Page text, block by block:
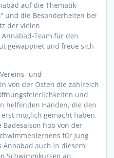
auf die Thematik
und die Besonderheiten bei
der vielen
Team für den
gewappnet und freue sich
und
von der Osten die zahlreich
und
helfenden Händen, die den
möglich gemacht haben.
hob von der
für Jung
Annabad auch in diesem
Schwimmkursen an.